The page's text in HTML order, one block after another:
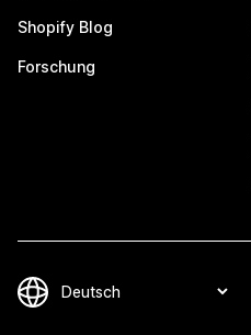
Shopify Blog
Forschung